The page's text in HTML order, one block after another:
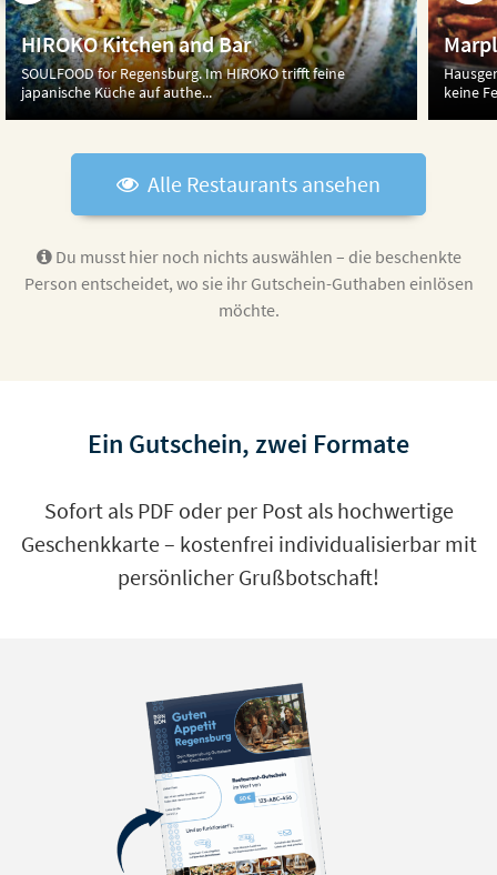
HIROKO Kitchen and Bar
SOULFOOD for Regensburg. Im HIROKO trifft feine
japanische Küche auf authe...
keine
Alle Restaurants ansehen
Du musst hier noch nichts auswählen – die beschenkte
Person entscheidet, wo sie ihr Gutschein-Guthaben einlösen
möchte.
Ein Gutschein, zwei Formate
Sofort als PDF oder per Post als hochwertige
Geschenkkarte – kostenfrei individualisierbar mit
persönlicher Grußbotschaft!